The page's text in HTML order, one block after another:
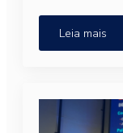
Leia mais